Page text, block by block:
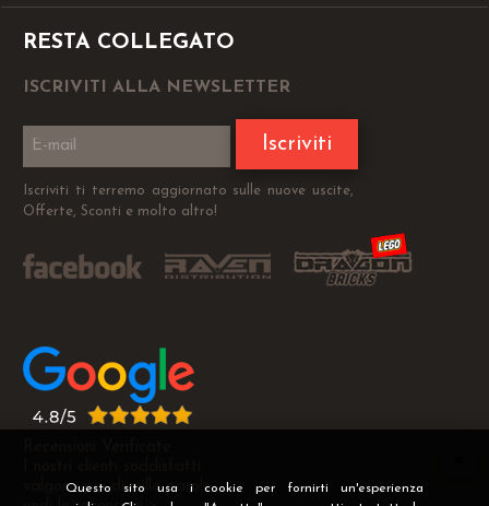
Questo sito usa i cookie per fornirti un'esperienza
RESTA COLLEGATO
ISCRIVITI ALLA NEWSLETTER
Iscriviti
Iscriviti ti terremo aggiornato sulle nuove uscite,
Offerte, Sconti e molto altro!
valgono più di mille parole